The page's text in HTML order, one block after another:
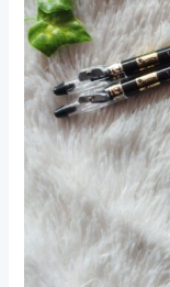
Umroh
yang
Sunnah
dan
Berkhasiat